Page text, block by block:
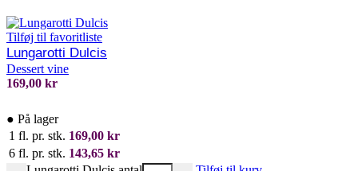
Tilføj til favoritliste
Lungarotti Dulcis
Dessert vine
169,00 kr
● På lager
1 fl. pr. stk. 169,00 kr
6 fl. pr. stk. 143,65 kr